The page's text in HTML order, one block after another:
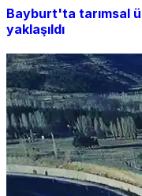
Bayburt'ta tarımsal
yaklaşıldı